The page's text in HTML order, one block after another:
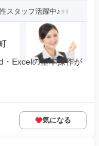
スタッフ活躍中♪
Excelの基本操作が
気になる